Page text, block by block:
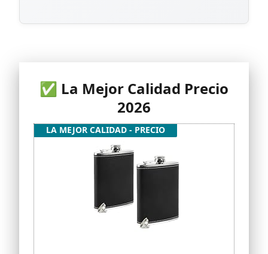
✅ La Mejor Calidad Precio
2026
LA MEJOR CALIDAD - PRECIO